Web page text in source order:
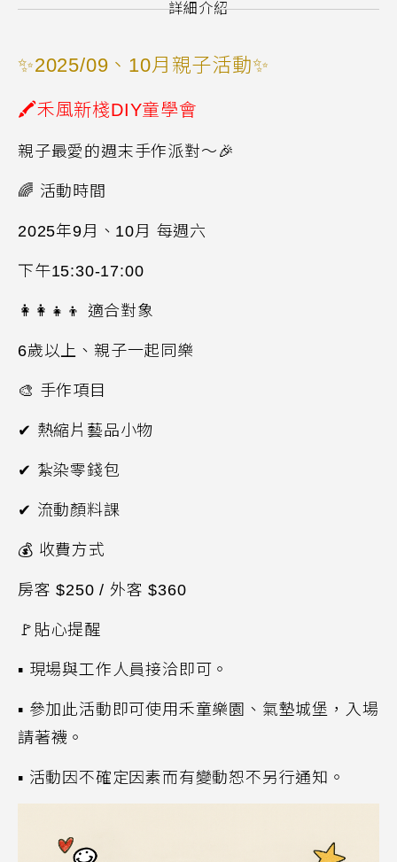
詳細介紹
✨2025/09 、10月親子活動✨
🖍禾風新棧DIY童學會
親子最愛的週末手作派對～ 🎉
🌈 活動時間
2025年9月、 10月 每週六
下午15:30-17:00
👩 適合對象
6歲以上、親子一起同樂
🎨 手作項目
✔ 熱縮片藝品小物
✔ 紮染零錢包
✔ 流動顏料課
💰 收費方式
房客$250 / 外客 $360
🚩貼心提醒
▪ 現場與工作人員接洽即可 。
▪ 參加此活動即可使用 禾童樂園、氣墊城堡， 入場
請著襪。
▪ 活動因不確定因素而有變動恕不另行通知。